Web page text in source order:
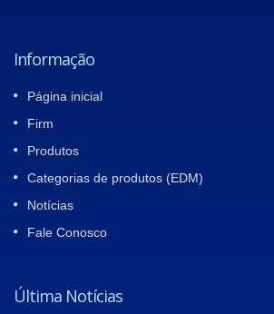
Informação
Página inicial
Firm
Produtos
Categorias de produtos (EDM)
Notícias
Fale Conosco
Última Notícias